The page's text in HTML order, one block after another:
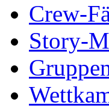
Crew-
Story-